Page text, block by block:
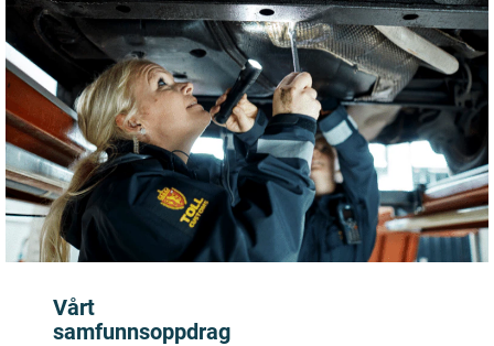
Vårt
samfunnsoppdrag